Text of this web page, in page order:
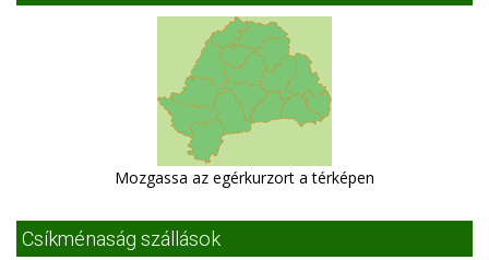
Mozgassa az egérkurzort a térképen
Csíkménaság szállások